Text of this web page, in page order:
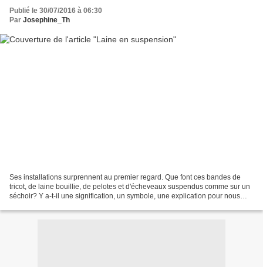
Publié le 30/07/2016 à 06:30
Par Josephine_Th
Ses installations surprennent au premier regard. Que font ces bandes de
tricot, de laine bouillie, de pelotes et d'écheveaux suspendus comme sur un
séchoir? Y a-t-il une signification, un symbole, une explication pour nous